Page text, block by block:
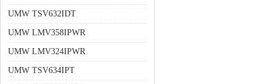
UMW TSV632IDT
UMW LMV358IPWR
UMW LMV324IPWR
UMW TSV634IPT